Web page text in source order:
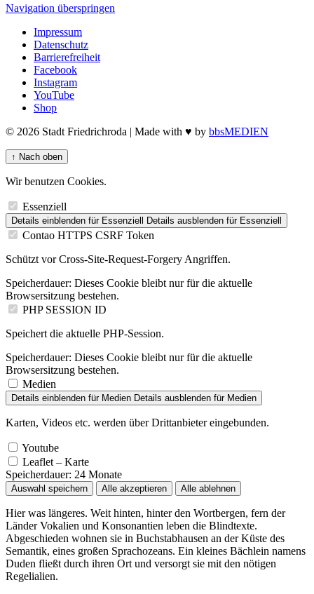
Navigation überspringen
Impressum
Datenschutz
Barrierefreiheit
Facebook
Instagram
YouTube
Shop
© 2026 Stadt Friedrichroda | Made with ♥ by bbsMEDIEN
↑ Nach oben
Wir benutzen Cookies.
Essenziell
Details einblenden für Essenziell Details ausblenden für Essenziell
Contao HTTPS CSRF Token
Schützt vor Cross-Site-Request-Forgery Angriffen.
Speicherdauer: Dieses Cookie bleibt nur für die aktuelle
Browsersitzung bestehen.
PHP SESSION ID
Speichert die aktuelle PHP-Session.
Speicherdauer: Dieses Cookie bleibt nur für die aktuelle
Browsersitzung bestehen.
Medien
Details einblenden für Medien Details ausblenden für Medien
Karten, Videos etc. werden über Drittanbieter eingebunden.
Youtube
Leaflet – Karte
Speicherdauer: 24 Monate
Auswahl speichern Alle akzeptieren Alle ablehnen
Hier was längeres. Weit hinten, hinter den Wortbergen, fern der
Länder Vokalien und Konsonantien leben die Blindtexte.
Abgeschieden wohnen sie in Buchstabhausen an der Küste des
Semantik, eines großen Sprachozeans. Ein kleines Bächlein namens
Duden fließt durch ihren Ort und versorgt sie mit den nötigen
Regelialien.